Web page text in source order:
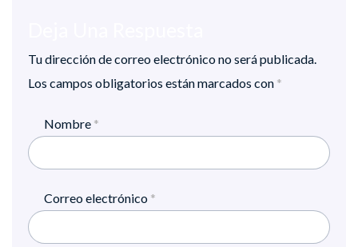
Tu dirección de correo electrónico no será publicada.
Los campos obligatorios están marcados con *
Nombre *
Correo electrónico *